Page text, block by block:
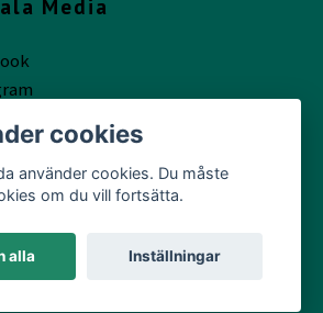
Media
cookies
använder cookies. Du måste
om du vill fortsätta.
alla Inställningar